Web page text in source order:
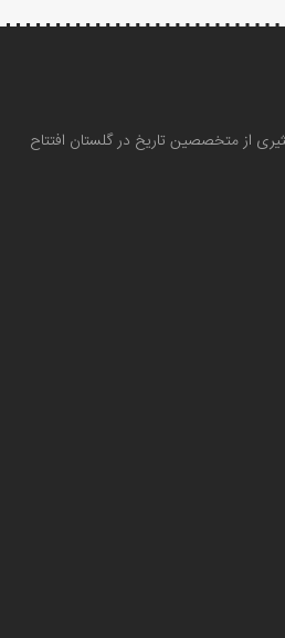
از متخصصین تاریخ در گلستان افتتاح